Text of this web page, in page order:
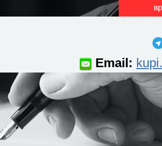
Email: